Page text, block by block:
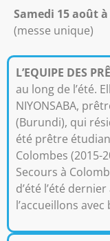
Samedi 15 août
(messe unique)
L’EQUIPE DES
au long de l’été.
NIYONSABA,
(Burundi), qui
été prêtre
Colombes (2015-
Secours à
d’été l’été
l’accueillons